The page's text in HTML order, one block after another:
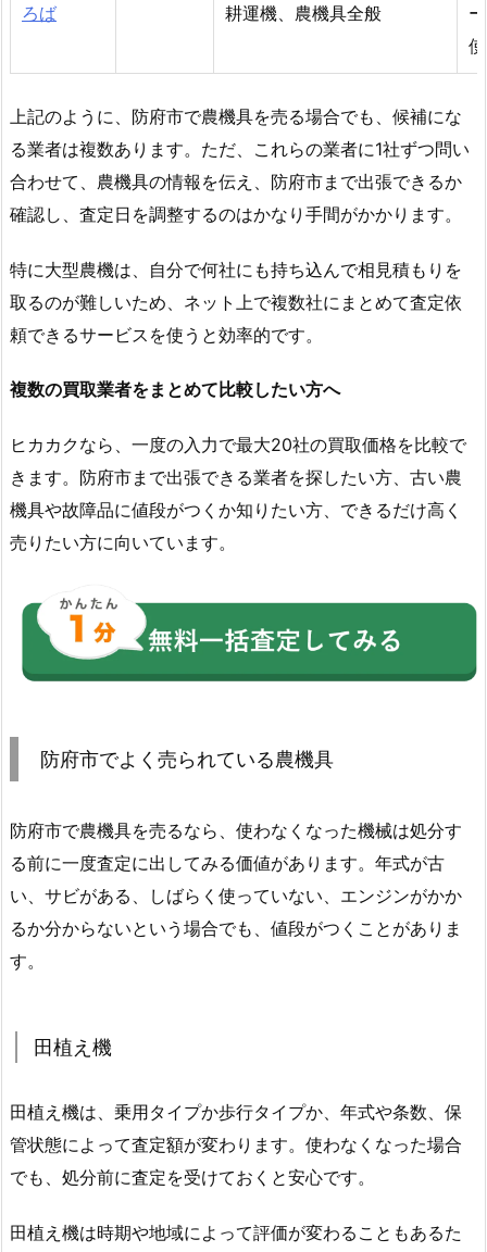
ろば
耕運機、農機具全般
上記のように、防府市で農機具を売る場合でも、候補にな
る業者は複数あります。ただ、これらの業者に1社ずつ問い
合わせて、農機具の情報を伝え、防府市まで出張できるか
確認し、査定日を調整するのはかなり手間がかかります。
特に大型農機は、自分で何社にも持ち込んで相見積もりを
取るのが難しいため、ネット上で複数社にまとめて査定依
頼できるサービスを使うと効率的です。
複数の買取業者をまとめて比較したい方へ
ヒカカクなら、一度の入力で最大20社の買取価格を比較で
きます。防府市まで出張できる業者を探したい方、古い農
機具や故障品に値段がつくか知りたい方、できるだけ高く
売りたい方に向いています。
防府市でよく売られている農機具
防府市で農機具を売るなら、使わなくなった機械は処分す
る前に一度査定に出してみる価値があります。年式が古
い、サビがある、しばらく使っていない、エンジンがかか
るか分からないという場合でも、値段がつくことがありま
す。
田植え機
田植え機は、乗用タイプか歩行タイプか、年式や条数、保
管状態によって査定額が変わります。使わなくなった場合
でも、処分前に査定を受けておくと安心です。
田植え機は時期や地域によって評価が変わることもあるた